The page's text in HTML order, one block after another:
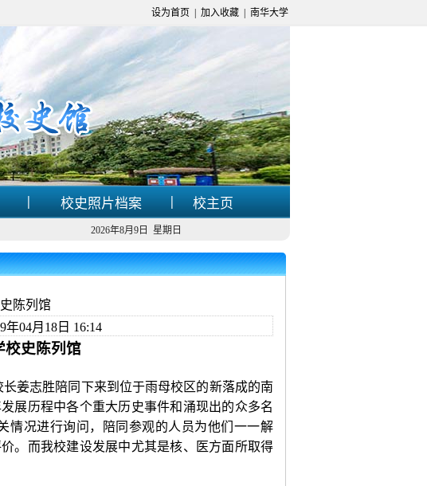
设为首页 加入收藏 南华大学
| 校史照片档案 | 校主页
2026年8月9日 星期日
陈列馆
04月18日 16:14
校史陈列馆
姜志胜陪同下来到位于雨母校区的新落成的南
展历程中各个重大历史事件和涌现出的众多名
情况进行询问，陪同参观的人员为他们一一解
。而我校建设发展中尤其是核、医方面所取得